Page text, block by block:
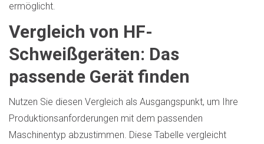
ermöglicht.
Vergleich von HF-
Schweißgeräten: Das
passende Gerät finden
Nutzen Sie diesen Vergleich als Ausgangspunkt, um Ihre
Produktionsanforderungen mit dem passenden
Maschinentyp abzustimmen. Diese Tabelle vergleicht